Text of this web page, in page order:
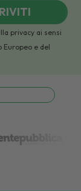
privacy ai sensi
Europeo e del